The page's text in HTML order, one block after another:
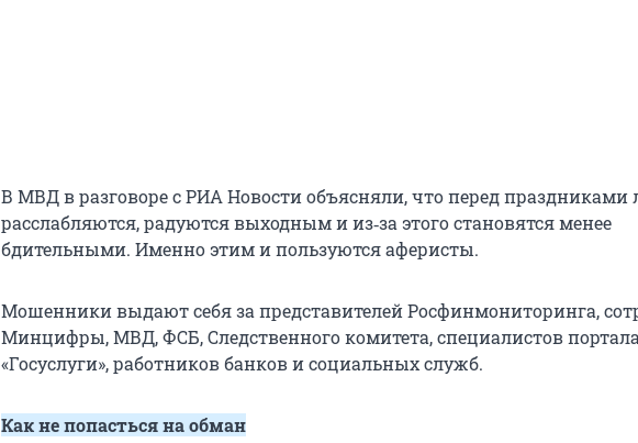
В МВД в разговоре с РИА Новости объясняли, что перед
расслабляются, радуются выходным и из‑за этого становятся менее
бдительными. Именно этим и пользуются аферисты.
Мошенники выдают себя за представителей Росфинмониторинга,
Минцифры, МВД, ФСБ, Следственного комитета, специалистов
«Госуслуги», работников банков и социальных служб.
Как не попасться на обман